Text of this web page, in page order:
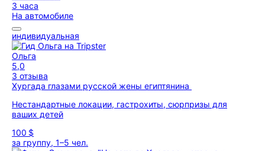
3 часа
На автомобиле
индивидуальная
Ольга
5,0
3 отзыва
Хургада глазами русской жены египтянина
Нестандартные локации, гастрохиты, сюрпризы для
ваших детей
100 $
за группу, 1–5 чел.